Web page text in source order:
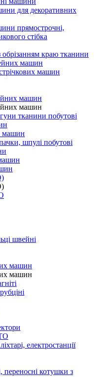
для декоративних
прямострочні,
стібка
краю тканини
машин
машин
машин
машин
тканини побутові
машин
шпулі побутові
швейні
машин
машин
електростанції
переносні котушки з